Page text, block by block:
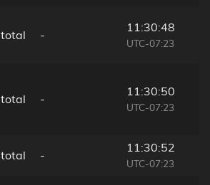
total -
11:30:48
UTC-07:23
total -
11:30:50
UTC-07:23
total -
11:30:52
UTC-07:23